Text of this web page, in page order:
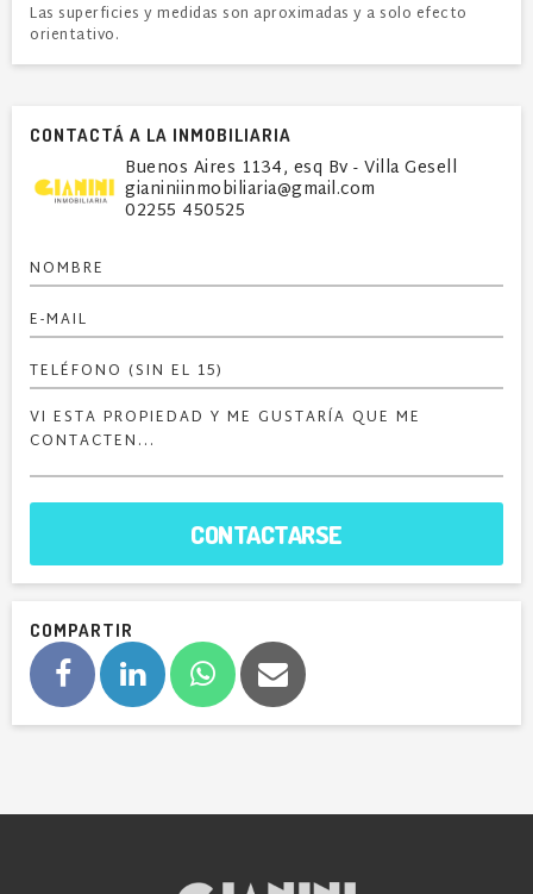
Las superficies y medidas son aproximadas y a solo efecto
orientativo.
CONTACTÁ A LA INMOBILIARIA
Buenos Aires 1134, esq Bv - Villa Gesell
gianiniinmobiliaria@gmail.com
02255 450525
CONTACTARSE
COMPARTIR